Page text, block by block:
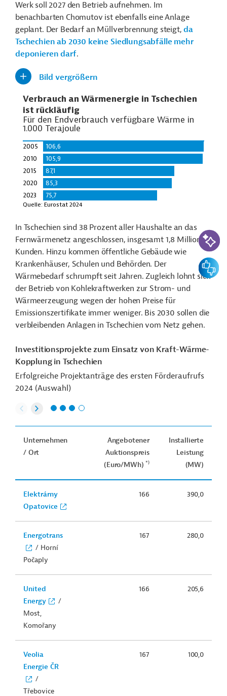
Werk soll 2027 den Betrieb aufnehmen. Im
benachbarten Chomutov ist ebenfalls eine Anlage
geplant. Der Bedarf an Müllverbrennung steigt,da
Tschechien ab 2030 keine Siedlungsabfälle mehr
deponieren darf.
Bild vergrößern
In Tschechien sind 38 Prozent aller Haushalte an das
Fernwärmenetz angeschlossen, insgesamt 1,8 Millionen
Kunden. Hinzu kommen öffentliche Gebäude wie
Krankenhäuser, Schulen und Behörden. Der
Wärmebedarf schrumpft seit Jahren. Zugleich lohnt sich
der Betrieb von Kohlekraftwerken zur Strom- und
Wärmeerzeugung wegen der hohen Preise für
Emissionszertifikate immer weniger. Bis 2030 sollen die
verbleibenden Anlagen in Tschechien vom Netz gehen.
Investitionsprojekte zum Einsatz von Kraft-Wärme-
Kopplung in Tschechien
Erfolgreiche Projektanträge des ersten Förderaufrufs
2024 (Auswahl)
Unternehmen
/ Ort
Angebotener
Auktionspreis
(Euro/MWh) *)
Installierte
Leistung
(MW)
Elektrárny
Opatovice
166 390,0
Energotrans
/ Horní
Počaply
167 280,0
United
Energy
/
Most,
Komořany
166 205,6
Veolia
Energie ČR
/
Třebovice
167 100,0
KI-